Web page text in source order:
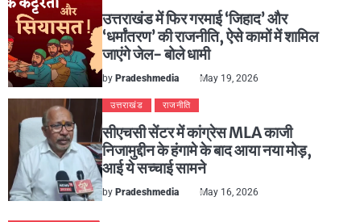
उत्तराखंड में फिर गरमाई ‘जिहाद’ और
‘धर्मांतरण’ की राजनीति, ऐसे कामों में शामिल
जाएंगे जेल- बोले धामी
by Pradeshmedia May 19, 2026
उत्तराखंड राजनीति
सीएचसी सेंटर में कांग्रेस MLA काजी
निजामुद्दीन के हंगामे के बाद आया नया मोड़,
आई ये सच्चाई सामने
by Pradeshmedia May 16, 2026